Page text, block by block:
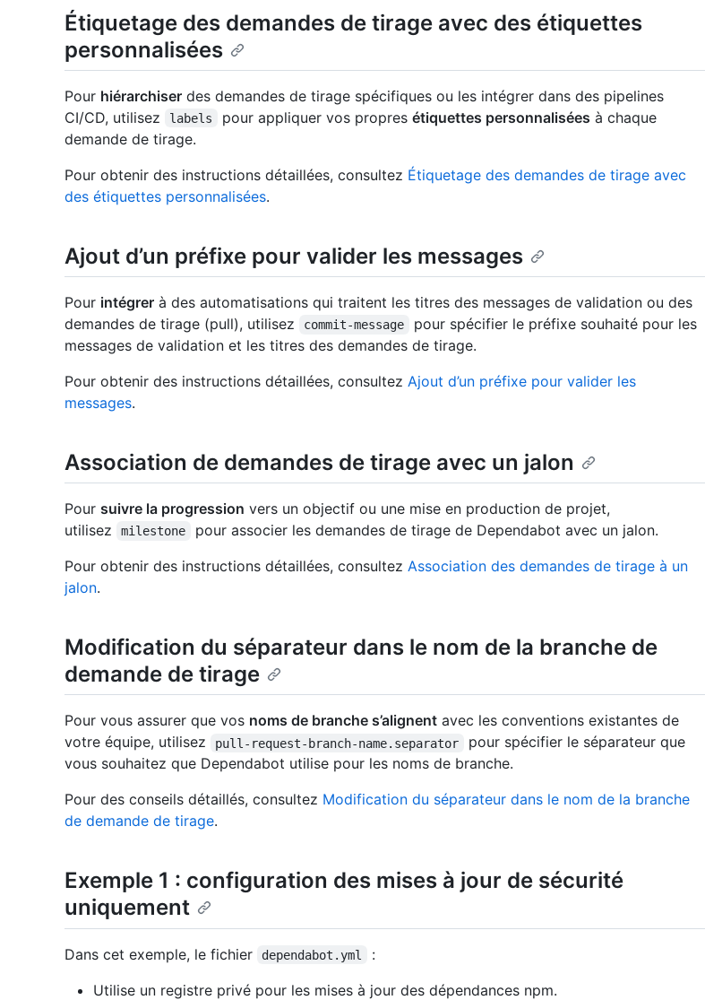
Étiquetage des demandes de tirage avec des étiquettes
personnalisées
Pour hiérarchiser des demandes de tirage spécifiques ou les intégrer dans des pipelines
CI/CD, utilisez
labels pour appliquer vos propres étiquettes personnalisées à chaque
demande de tirage.
Pour obtenir des instructions détaillées, consultez Étiquetage des demandes de tirage avec
des étiquettes personnalisées.
Ajout d’un préfixe pour valider les messages
Pour intégrer à des automatisations qui traitent les titres des messages de validation ou des
demandes de tirage (pull), utilisez
commit-message
pour spécifier le préfixe souhaité pour les
messages de validation et les titres des demandes de tirage.
Pour obtenir des instructions détaillées, consultez Ajout d’un préfixe pour valider les
messages.
Association de demandes de tirage avec un jalon
Pour suivre la progression vers un objectif ou une mise en production de projet,
utilisez
milestone
pour associer les demandes de tirage de Dependabot avec un jalon.
Pour obtenir des instructions détaillées, consultez Association des demandes de tirage à un
jalon.
Modification du séparateur dans le nom de la branche de
demande de tirage
Pour vous assurer que vos noms de branche s’alignent avec les conventions existantes de
votre équipe, utilisez
pull-request-branch-name.separator
pour spécifier le séparateur que
vous souhaitez que Dependabot utilise pour les noms de branche.
Pour des conseils détaillés, consultez Modification du séparateur dans le nom de la branche
de demande de tirage.
Exemple 1 : configuration des mises à jour de sécurité
uniquement
Dans cet exemple, le fichier dependabot.yml
:
Utilise un registre privé pour les mises à jour des dépendances npm.